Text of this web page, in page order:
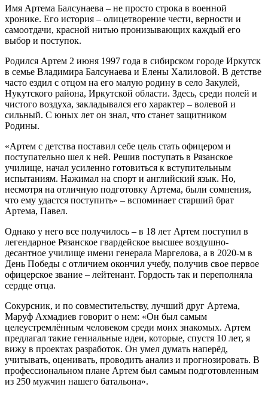
Имя Артема Балсунаева – не просто строка в военной
хронике. Его история – олицетворение чести, верности и
самоотдачи, красной нитью пронизывающих каждый его
выбор и поступок.
Родился Артем 2 июня 1997 года в сибирском городе Иркутск
в семье Владимира Балсунаева и Елены Халиловой. В детстве
часто ездил с отцом на его малую родину в село Закулей,
Нукутского района, Иркутской области. Здесь, среди полей и
чистого воздуха, закладывался его характер – волевой и
сильный. С юных лет он знал, что станет защитником
Родины.
«Артем с детства поставил себе цель стать офицером и
поступательно шел к ней. Решив поступать в Рязанское
училище, начал усиленно готовиться к вступительным
испытаниям. Нажимал на спорт и английский язык. Но,
несмотря на отличную подготовку Артема, были сомнения,
что ему удастся поступить» – вспоминает старший брат
Артема, Павел.
Однако у него все получилось – в 18 лет Артем поступил в
легендарное Рязанское гвардейское высшее воздушно-
десантное училище имени генерала Маргелова, а в 2020-м в
День Победы с отличием окончил учебу, получив свое первое
офицерское звание – лейтенант. Гордость так и переполняла
сердце отца.
Сокурсник, и по совместительству, лучший друг Артема,
Маруф Ахмадиев говорит о нем: «Он был самым
целеустремлённым человеком среди моих знакомых. Артем
предлагал такие гениальные идеи, которые, спустя 10 лет, я
вижу в проектах разработок. Он умел думать наперёд,
учитывать, оценивать, проводить анализ и прогнозировать. В
профессиональном плане Артем был самым подготовленным
из 250 мужчин нашего батальона».